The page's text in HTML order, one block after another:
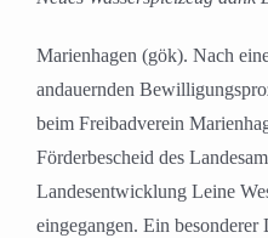
Marienhagen (gök). Nach
andauernden
beim Freibadverein
Förderbescheid des
Landesentwicklung Leine
eingegangen. Ein